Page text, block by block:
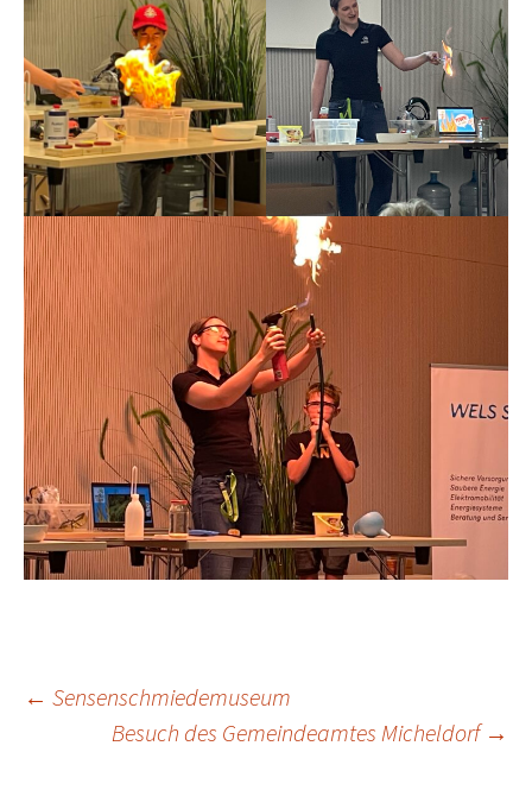
Beitragsnavigation
← Sensenschmiedemuseum
Besuch des Gemeindeamtes Micheldorf →